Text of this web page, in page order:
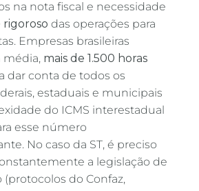
na nota fiscal e necessidade
das operações para
Empresas brasileiras
média, mais de 1.500 horas
dar conta de todos os
estaduais e municipais
do ICMS interestadual
esse número
No caso da ST, é preciso
a legislação de
(protocolos do Confaz,